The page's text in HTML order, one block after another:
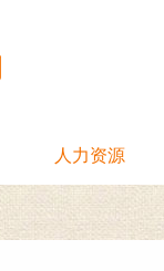
人力资源